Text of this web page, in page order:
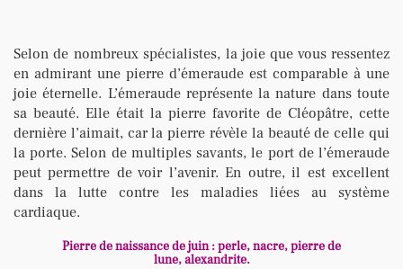
Selon de nombreux spécialistes, la joie que vous ressentez
en admirant une pierre d’émeraude est comparable à une
joie éternelle. L’émeraude représente la nature dans toute
sa beauté. Elle était la pierre favorite de Cléopâtre, cette
dernière l’aimait, car la pierre révèle la beauté de celle qui
la porte. Selon de multiples savants, le port de l’émeraude
peut permettre de voir l’avenir. En outre, il est excellent
dans la lutte contre les maladies liées au système
cardiaque.
Pierre de naissance de juin : perle, nacre, pierre de
lune, alexandrite.